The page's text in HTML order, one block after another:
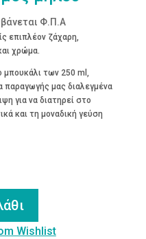
Φ.Π.Α
επιπλέον ζάχαρη,
χρώμα.
μπουκάλι των 250 ml,
παραγωγής μας διαλεγμένα
για να διατηρεί στο
και τη μοναδική γεύση
Wishlist